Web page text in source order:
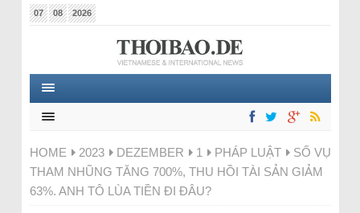
07 08 2026
HOME 2023 DEZEMBER 1 PHÁP LUẬT
SỐ VỤ
THAM NHŨNG TĂNG 700%, THU HỒI TÀI SẢN GIẢM
63%. ANH TÔ LÙA TIỀN ĐI ĐÂU?